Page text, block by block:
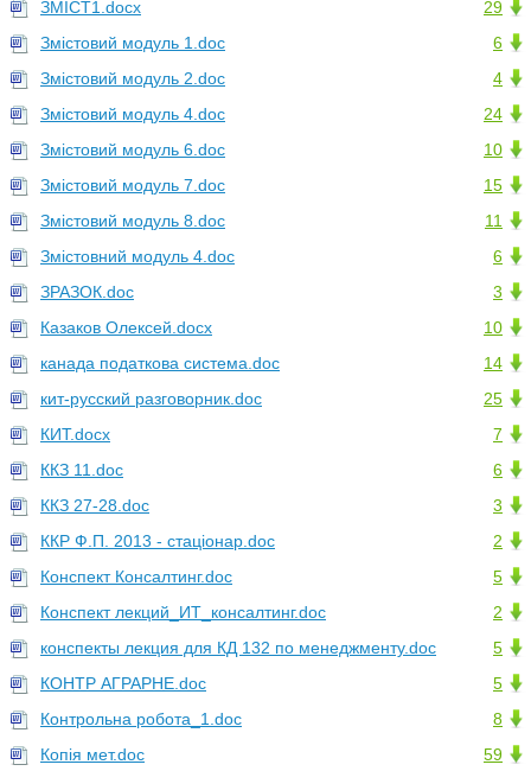
29
ЗМІСТ1.docx
6
Змістовий модуль 1.doc
4
Змістовий модуль 2.doc
24
Змістовий модуль 4.doc
10
Змістовий модуль 6.doc
15
Змістовий модуль 7.doc
11
Змістовий модуль 8.doc
6
Змістовний модуль 4.doc
3
ЗРАЗОК.doc
10
Казаков Олексей.docx
14
канада податкова система.doc
25
кит-русский разговорник.doc
7
КИТ.docx
6
ККЗ 11.doc
3
ККЗ 27-28.doc
2
ККР Ф.П. 2013 - стаціонар.doc
5
Конспект Консалтинг.doc
2
Конспект лекций_ИТ_консалтинг.doc
5
конспекты лекция для КД 132 по менеджменту.doc
5
КОНТР АГРАРНЕ.doc
8
Контрольна робота_1.doc
59
Копія мет.doc